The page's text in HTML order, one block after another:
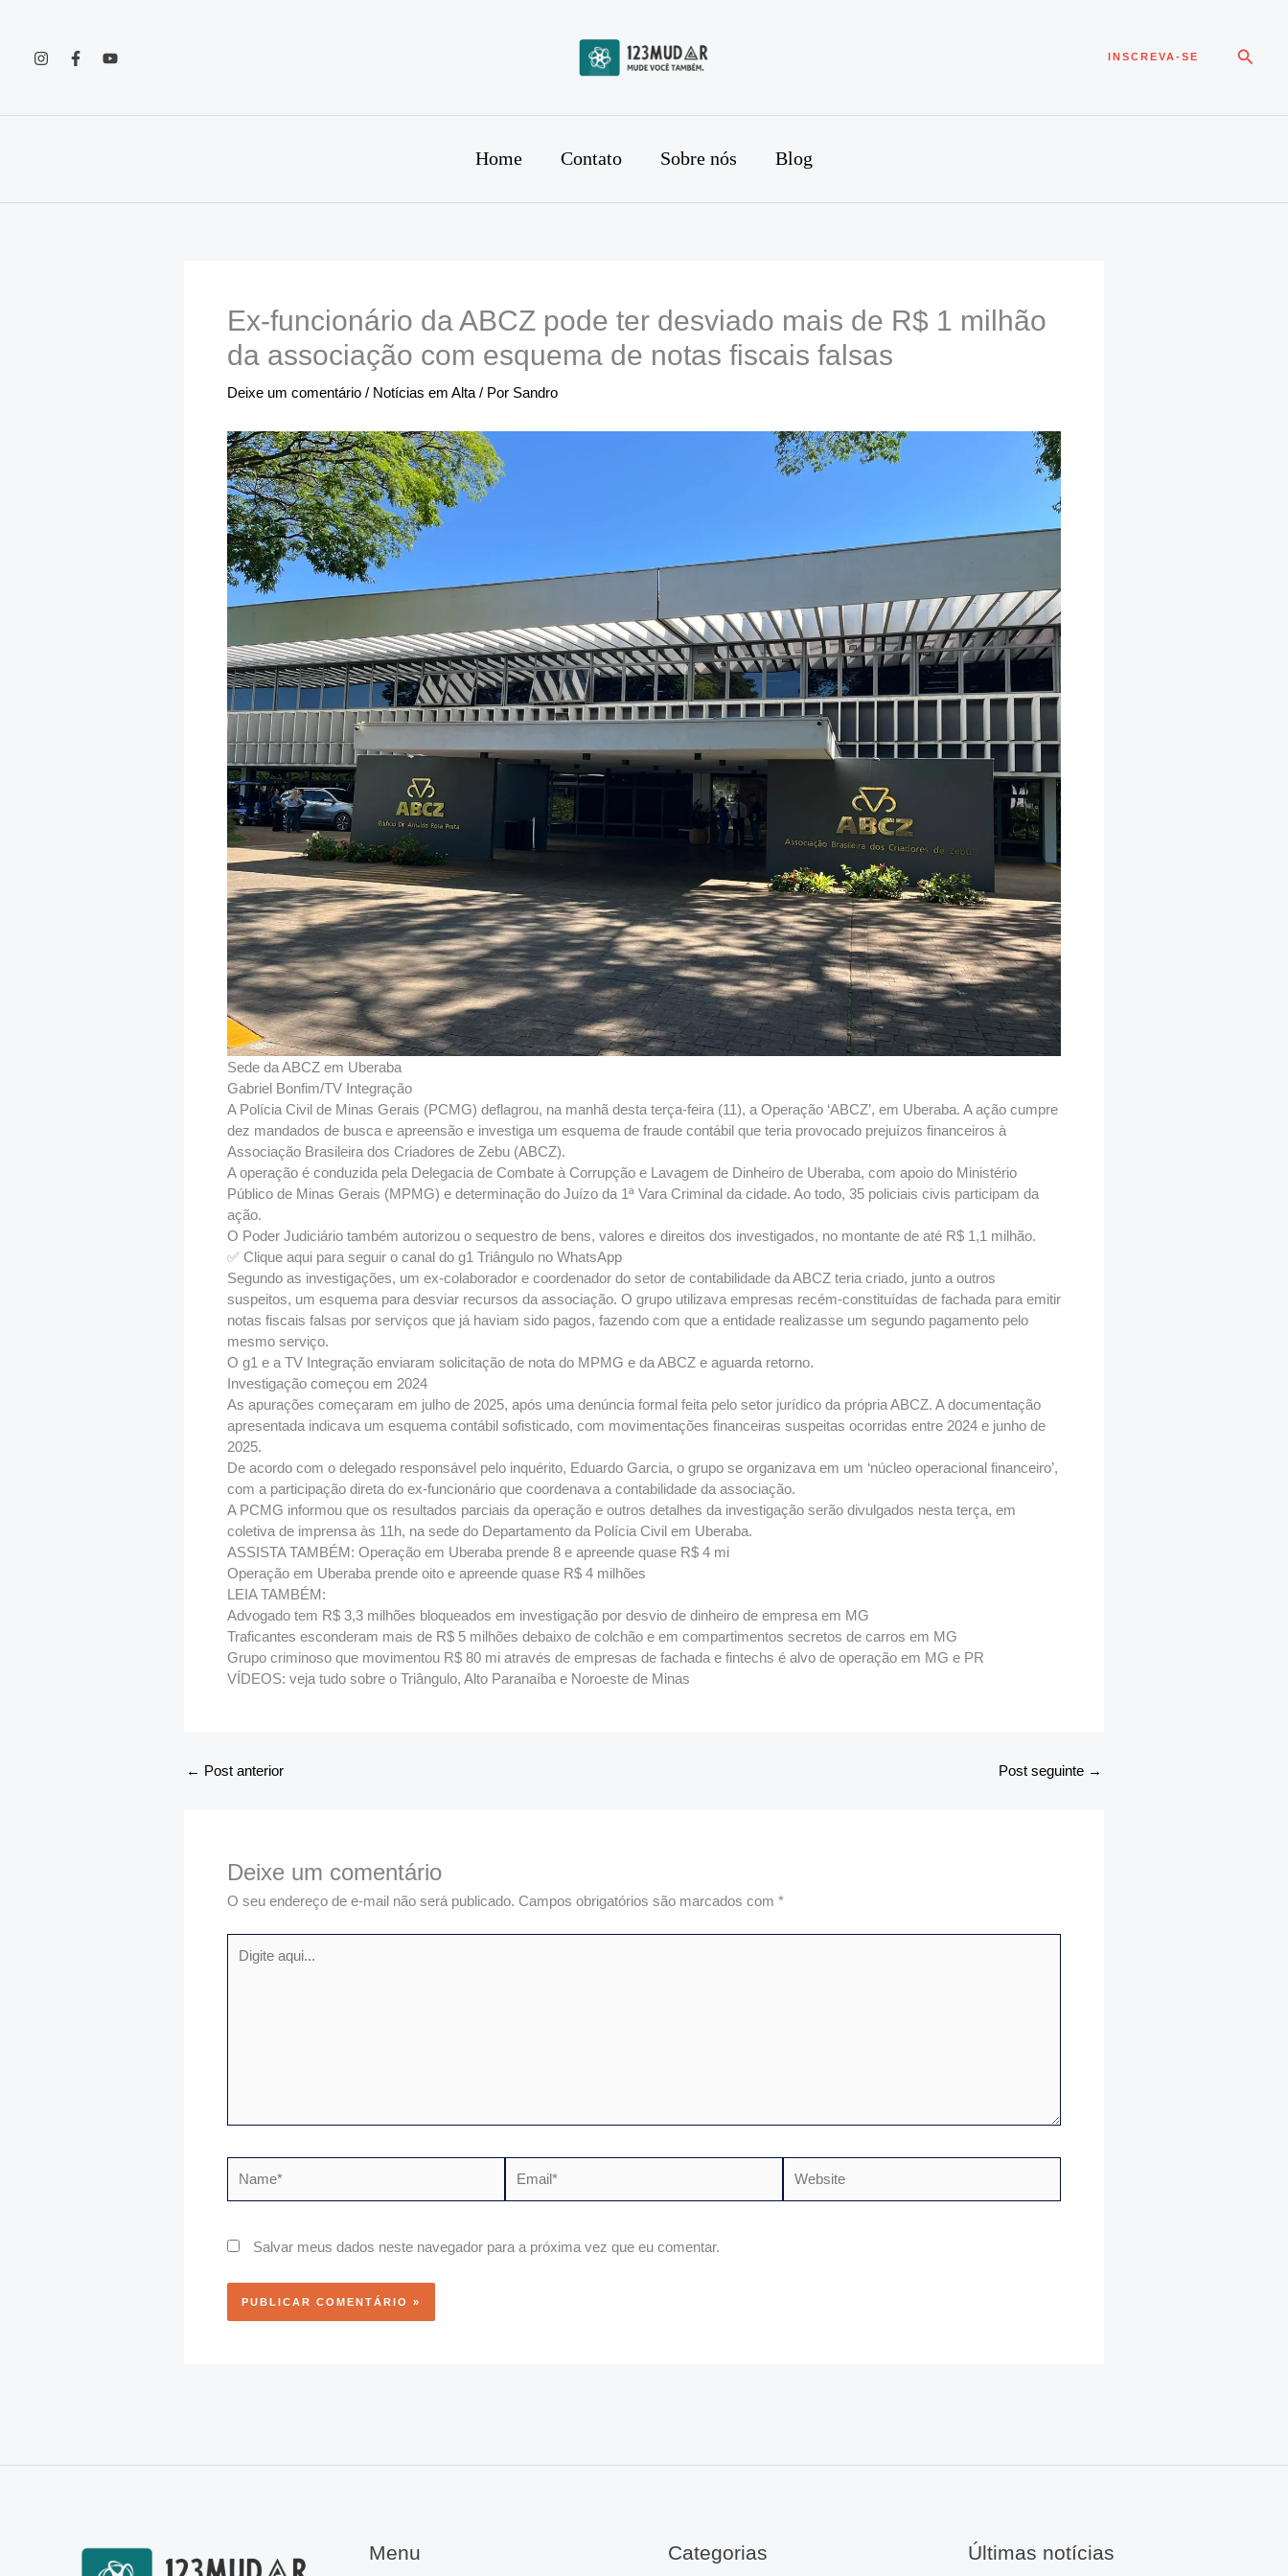
INSCREVA-SE
Home Contato Sobre nós Blog
Ex-funcionário da ABCZ pode ter desviado mais de R$ 1 milhão
da associação com esquema de notas fiscais falsas
Deixe um comentário / Notícias em Alta / Por Sandro
Sede da ABCZ em Uberaba
Gabriel Bonfim/TV Integração
A Polícia Civil de Minas Gerais (PCMG) deflagrou, na manhã desta terça-feira (11), a Operação ‘ABCZ’, em Uberaba. A ação cumpre
dez mandados de busca e apreensão e investiga um esquema de fraude contábil que teria provocado prejuízos financeiros à
Associação Brasileira dos Criadores de Zebu (ABCZ).
A operação é conduzida pela Delegacia de Combate à Corrupção e Lavagem de Dinheiro de Uberaba, com apoio do Ministério
Público de Minas Gerais (MPMG) e determinação do Juízo da 1ª Vara Criminal da cidade. Ao todo, 35 policiais civis participam da
ação.
O Poder Judiciário também autorizou o sequestro de bens, valores e direitos dos investigados, no montante de até R$ 1,1 milhão.
✅ Clique aqui para seguir o canal do g1 Triângulo no WhatsApp
Segundo as investigações, um ex-colaborador e coordenador do setor de contabilidade da ABCZ teria criado, junto a outros
suspeitos, um esquema para desviar recursos da associação. O grupo utilizava empresas recém-constituídas de fachada para emitir
notas fiscais falsas por serviços que já haviam sido pagos, fazendo com que a entidade realizasse um segundo pagamento pelo
mesmo serviço.
O g1 e a TV Integração enviaram solicitação de nota do MPMG e da ABCZ e aguarda retorno.
Investigação começou em 2024
As apurações começaram em julho de 2025, após uma denúncia formal feita pelo setor jurídico da própria ABCZ. A documentação
apresentada indicava um esquema contábil sofisticado, com movimentações financeiras suspeitas ocorridas entre 2024 e junho de
2025.
De acordo com o delegado responsável pelo inquérito, Eduardo Garcia, o grupo se organizava em um ‘núcleo operacional financeiro’,
com a participação direta do ex-funcionário que coordenava a contabilidade da associação.
A PCMG informou que os resultados parciais da operação e outros detalhes da investigação serão divulgados nesta terça, em
coletiva de imprensa às 11h, na sede do Departamento da Polícia Civil em Uberaba.
ASSISTA TAMBÉM: Operação em Uberaba prende 8 e apreende quase R$ 4 mi
Operação em Uberaba prende oito e apreende quase R$ 4 milhões
LEIA TAMBÉM:
Advogado tem R$ 3,3 milhões bloqueados em investigação por desvio de dinheiro de empresa em MG
Traficantes esconderam mais de R$ 5 milhões debaixo de colchão e em compartimentos secretos de carros em MG
Grupo criminoso que movimentou R$ 80 mi através de empresas de fachada e fintechs é alvo de operação em MG e PR
VÍDEOS: veja tudo sobre o Triângulo, Alto Paranaíba e Noroeste de Minas
← Post anterior Post seguinte →
Deixe um comentário
O seu endereço de e-mail não será publicado. Campos obrigatórios são marcados com *
aqui...
Salvar meus dados neste navegador para a próxima vez que eu comentar.
Menu Categorias Últimas notícias